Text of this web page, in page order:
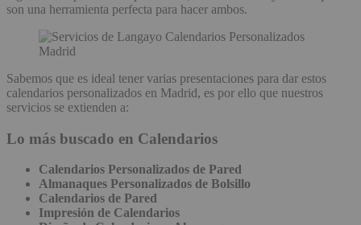
son una herramienta perfecta para hacer ambos.
Sabemos que es ideal tener varias presentaciones para dar estos
calendarios personalizados en Madrid, es por ello que nuestros
servicios se extienden a:
Lo más buscado en Calendarios
Calendarios Personalizados de Pared
Almanaques Personalizados de Bolsillo
Calendarios de Pared
Impresión de Calendarios